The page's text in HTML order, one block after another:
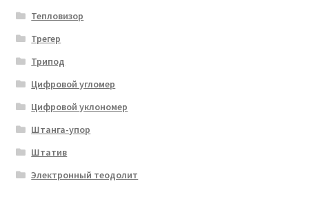
Тепловизор
Трегер
Трипод
Цифровой угломер
Цифровой уклономер
Штанга-упор
Штатив
Электронный теодолит